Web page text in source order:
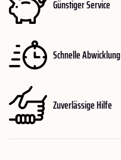
Günstiger Service
Schnelle Abwicklung
Zuverlässige Hilfe